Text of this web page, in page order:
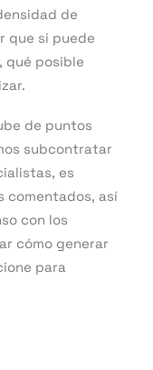
de
que si puede
qué posible
de puntos
subcontratar
es
comentados, así
con los
cómo generar
para